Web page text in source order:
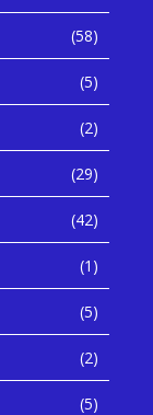
(58)
(5)
(2)
(29)
(42)
(1)
(5)
(2)
(5)